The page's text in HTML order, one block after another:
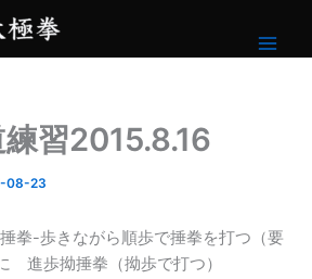
習2015.8.16
08-23
-歩きながら順歩で捶拳を打つ（要
進歩拗捶拳（拗歩で打つ）